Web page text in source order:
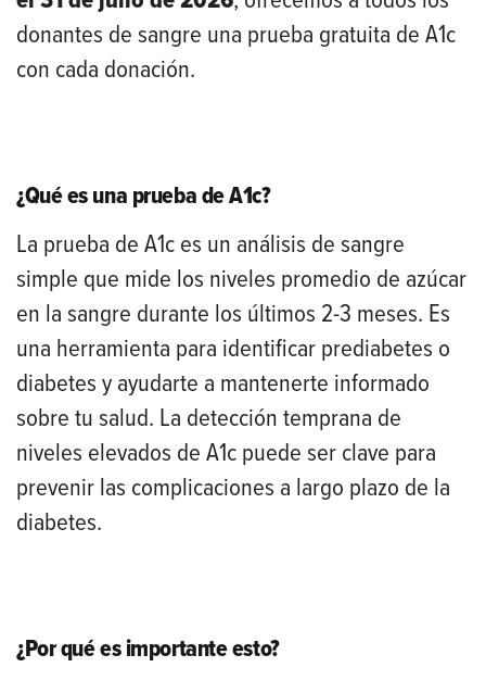
donantes de sangre una prueba gratuita de A1c
con cada donación.
¿Qué es una prueba de A1c?
La prueba de A1c es un análisis de sangre
simple que mide los niveles promedio de azúcar
en la sangre durante los últimos 2-3 meses. Es
una herramienta para identificar prediabetes o
diabetes y ayudarte a mantenerte informado
sobre tu salud. La detección temprana de
niveles elevados de A1c puede ser clave para
prevenir las complicaciones a largo plazo de la
diabetes.
¿Por qué es importante esto?